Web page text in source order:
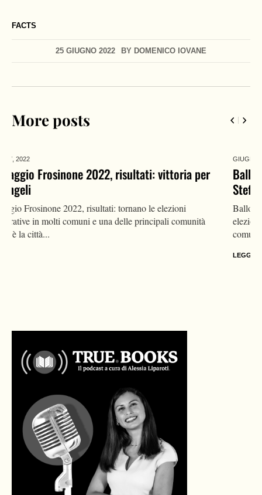
FACTS
25 GIUGNO 2022 BY DOMENICO IOVANE
More posts
GIUGNO 27,
Ballottaggio Sesto San Giovanni 2022, risultati: Di
Stefano riconfermato
Ballottaggio Sesto San Giovanni 2022, risultati: tornano le
elezioni amministrative in molti comuni e una delle principali
comunità coinvolte è...